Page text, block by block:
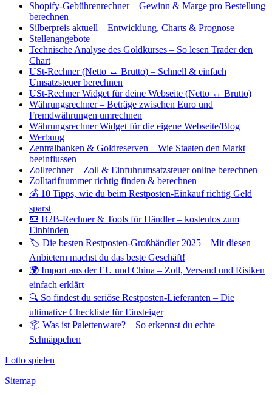
Shopify-Gebührenrechner – Gewinn & Marge pro Bestellung
berechnen
Silberpreis aktuell – Entwicklung, Charts & Prognose
Stellenangebote
Technische Analyse des Goldkurses – So lesen Trader den
Chart
USt-Rechner (Netto ↔ Brutto) – Schnell & einfach
Umsatzsteuer berechnen
USt-Rechner Widget für deine Webseite (Netto ↔ Brutto)
Währungsrechner – Beträge zwischen Euro und
Fremdwährungen umrechnen
Währungsrechner Widget für die eigene Webseite/Blog
Werbung
Zentralbanken & Goldreserven – Wie Staaten den Markt
beeinflussen
Zollrechner – Zoll & Einfuhrumsatzsteuer online berechnen
Zolltarifnummer richtig finden & berechnen
💰 10 Tipps, wie du beim Restposten-Einkauf richtig Geld
sparst
🧮 B2B-Rechner & Tools für Händler – kostenlos zum
Einbinden
🏷️ Die besten Restposten-Großhändler 2025 – Mit diesen
Anbietern machst du das beste Geschäft!
🌍 Import aus der EU und China – Zoll, Versand und Risiken
einfach erklärt
🔍 So findest du seriöse Restposten-Lieferanten – Die
ultimative Checkliste für Einsteiger
📦 Was ist Palettenware? – So erkennst du echte
Schnäppchen
Lotto spielen
Sitemap